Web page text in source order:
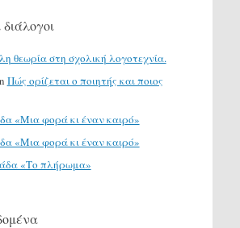
θεωρία στη σχολική λογοτεχνία.
Πώς ορίζεται ο ποιητής και ποιος
«Μια φορά κι έναν καιρό»
«Μια φορά κι έναν καιρό»
«Το πλήρωμα»